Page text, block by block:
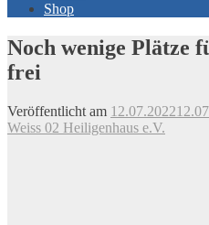
Shop
Noch wenige Plätze
frei
Veröffentlicht am 12.07.2022
Weiss 02 Heiligenhaus e.V.